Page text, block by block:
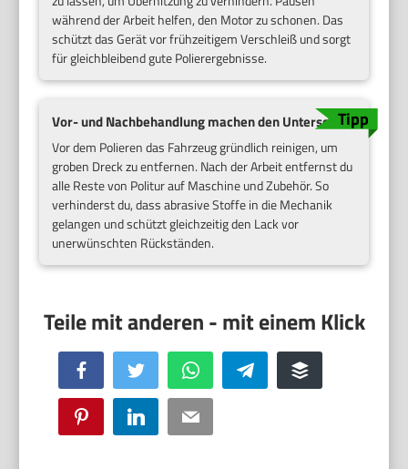
während der Arbeit helfen, den Motor zu schonen. Das
schützt das Gerät vor frühzeitigem Verschleiß und sorgt
für gleichbleibend gute Polierergebnisse.
Vor- und Nachbehandlung machen den Unterschied
Vor dem Polieren das Fahrzeug gründlich reinigen, um
groben Dreck zu entfernen. Nach der Arbeit entfernst du
alle Reste von Politur auf Maschine und Zubehör. So
verhinderst du, dass abrasive Stoffe in die Mechanik
gelangen und schützt gleichzeitig den Lack vor
unerwünschten Rückständen.
Facebook Twitter WhatsApp Telegram Buffer
Pinterest LinkedIn Email